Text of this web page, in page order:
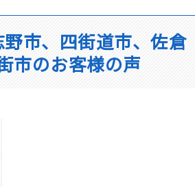
市、四街道市、佐倉
市のお客様の声